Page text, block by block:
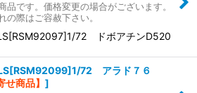
品です。価格変更の場合がございます。
の際はご容赦下さい。
72 ドボアチンD520
72 アラド７６
せ商品】 ]